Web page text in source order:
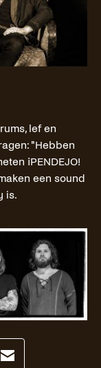
lef en
"Hebben
¡PENDEJO!
een sound
is.
Effenaar